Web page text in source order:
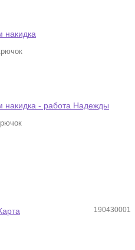
накидка
накидка - работа Надежды
190430001